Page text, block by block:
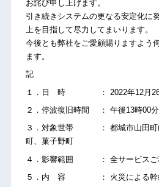
お詫び申し上げます。
引き続きシステムの更なる安定化に
上を目指して尽力してまいります。
今後とも弊社をご愛顧賜りますよう
ます。
記
１．日 時 ： 2022年12月26
２．停波復旧時間 ： 午後13時00
３．対象世帯 ： 都城市山田町
町、菓子野町
４．影響範囲 ： 全サービスご
５．内 容 ： 火災による幹